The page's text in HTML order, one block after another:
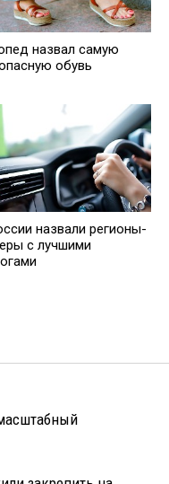
назвал самую
обувь
назвали регионы-
с лучшими